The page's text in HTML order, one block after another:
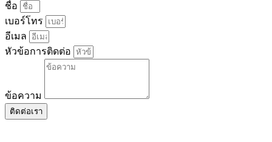
ชื่อ
เบอร์โทร
อีเมล
หัวข้อการติดต่อ
ข้อความ
ติดต่อเรา